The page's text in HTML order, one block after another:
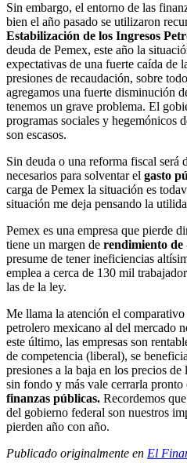
Sin embargo, el entorno de las
bien el año pasado se utilizaron
Estabilización de los Ingresos
deuda de Pemex, este año la
expectativas de una fuerte caída de
presiones de recaudación, sobre
agregamos una fuerte disminución
tenemos un grave problema. El
programas sociales y hegemónicos
son escasos.
Sin deuda o una reforma fiscal será
necesarios para solventar el gasto
carga de Pemex la situación es
situación me deja pensando la
Pemex es una empresa que pierde
tiene un margen de rendimiento de
presume de tener ineficiencias
emplea a cerca de 130 mil
las de la ley.
Me llama la atención el
petrolero mexicano al del mercado
este último, las empresas son
de competencia (liberal), se
presiones a la baja en los precios
sin fondo y más vale cerrarla pronto
finanzas públicas. Recordemos
del gobierno federal son nuestros
pierden año con año.
Publicado originalmente en El